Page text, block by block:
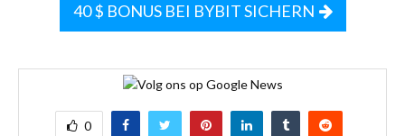
40 $ BONUS BEI BYBIT SICHERN
0